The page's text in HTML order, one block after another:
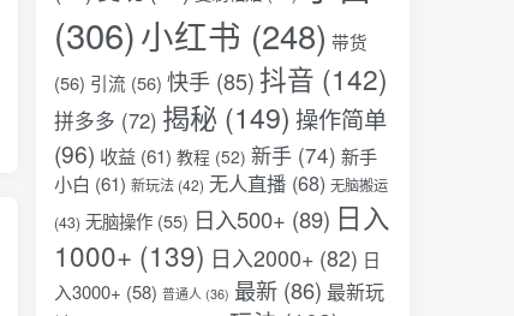
(306)小红书 (248) 带货
(56) 引流 (56) 快手 (85) 抖音 (142)
拼多多 (72) 揭秘 (149) 操作简单
(96) 收益 (61) 教程 (52) 新手 (74) 新手
小白 (61) 新玩法 (42) 无人直播 (68) 无脑搬运
(43) 无脑操作 (55) 日入500+ (89) 日入
1000+ (139) 日入2000+ (82) 日
入3000+ (58) 普通人 (36) 最新 (86) 最新玩